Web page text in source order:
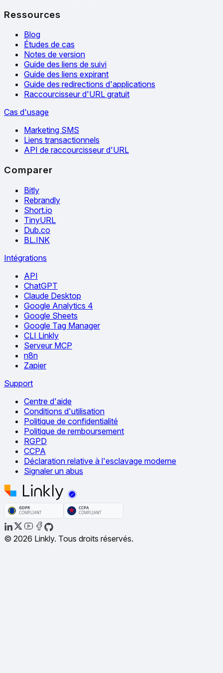
Ressources
Blog
Études de cas
Notes de version
Guide des liens de suivi
Guide des liens expirant
Guide des redirections d'applications
Raccourcisseur d'URL gratuit
Cas d'usage
Marketing SMS
Liens transactionnels
API de raccourcisseur d'URL
Comparer
Bitly
Rebrandly
Short.io
TinyURL
Dub.co
BL.INK
Intégrations
API
ChatGPT
Claude Desktop
Google Analytics 4
Google Sheets
Google Tag Manager
CLI Linkly
Serveur MCP
n8n
Zapier
Support
Centre d'aide
Conditions d'utilisation
Politique de confidentialité
Politique de remboursement
RGPD
CCPA
Déclaration relative à l'esclavage moderne
Signaler un abus
© 2026 Linkly. Tous droits réservés.